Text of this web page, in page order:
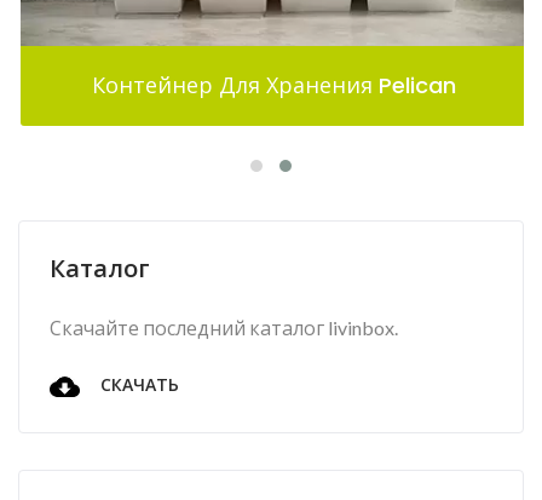
Контейнер Для Хранения Pelican
Каталог
Скачайте последний каталог livinbox.
СКАЧАТЬ